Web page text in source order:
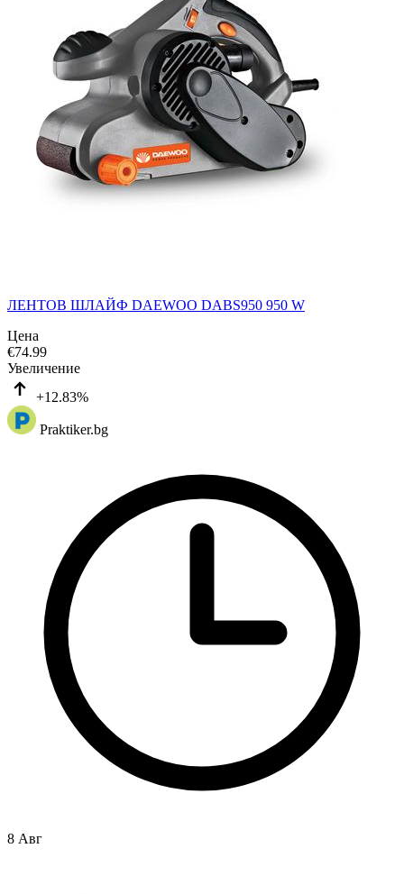
ЛЕНТОВ ШЛАЙФ DAEWOO DABS950 950 W
Цена
€74.99
Увеличение
+12.83%
Praktiker.bg
8 Авг